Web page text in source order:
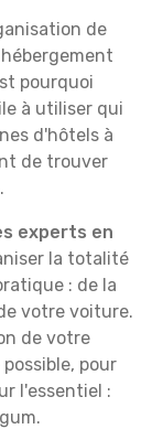
de
pourquoi
à utiliser qui
d'hôtels à
de trouver
experts en
la totalité
: de la
votre voiture.
de votre
pour
l'essentiel :